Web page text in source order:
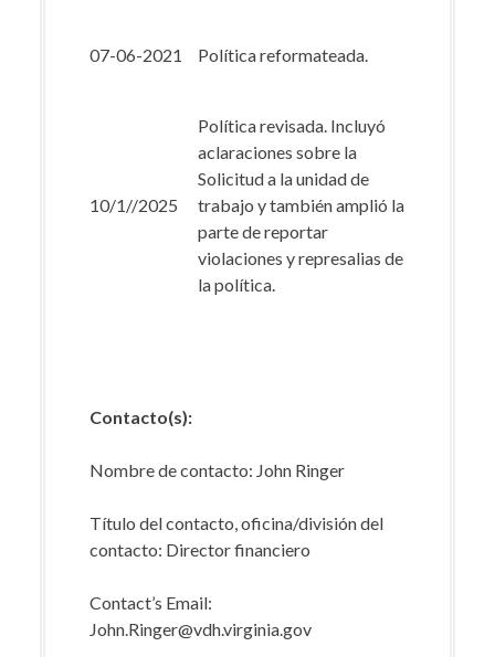
07-06-2021 Política reformateada.
10/1//2025
Política revisada. Incluyó
aclaraciones sobre la
Solicitud a la unidad de
trabajo y también amplió la
parte de reportar
violaciones y represalias de
la política.
Contacto(s):
Nombre de contacto: John Ringer
Título del contacto, oficina/división del
contacto: Director financiero
Contact’s Email:
John.Ringer@vdh.virginia.gov